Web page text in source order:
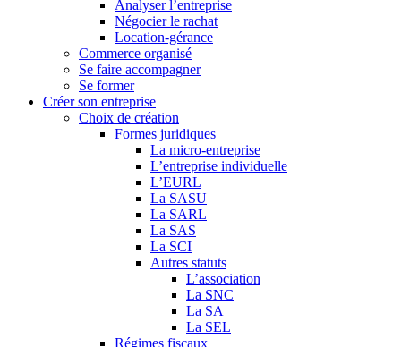
Analyser l’entreprise
Négocier le rachat
Location-gérance
Commerce organisé
Se faire accompagner
Se former
Créer son entreprise
Choix de création
Formes juridiques
La micro-entreprise
L’entreprise individuelle
L’EURL
La SASU
La SARL
La SAS
La SCI
Autres statuts
L’association
La SNC
La SA
La SEL
Régimes fiscaux